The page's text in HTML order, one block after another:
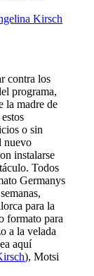
Kirsch
contra los
programa,
la madre de
o sin
nuevo
instalarse
Todos
Germanys
para la
formato para
a la velada
aquí
), Motsi